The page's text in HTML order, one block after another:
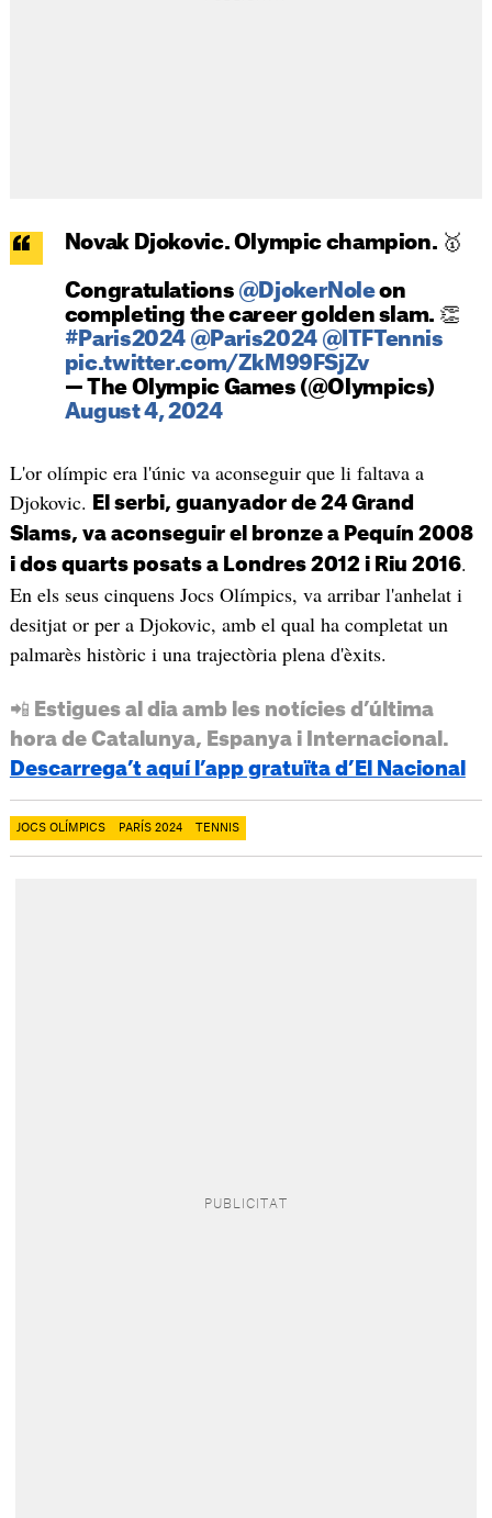
Novak Djokovic. Olympic champion. 🥇
Congratulations @DjokerNoleon
completing the career golden slam. 👏
#Paris2024 @Paris2024 @ITFTennis
pic.twitter.com/ZkM99FSjZv
— The Olympic Games (@Olympics)
August 4, 2024
L'or olímpic era l'únic va aconseguir que li faltava a
Djokovic.
El serbi, guanyador de 24 Grand
Slams, va aconseguir el bronze a Pequín 2008
i dos quarts posats a Londres 2012 i Riu 2016.
En els seus cinquens Jocs Olímpics, va arribar l'anhelat i
desitjat or per a Djokovic, amb el qual ha completat un
palmarès històric i una trajectòria plena d'èxits.
📲 Estigues al dia amb les notícies d’última
hora de Catalunya, Espanya i Internacional.
Descarrega’t aquí l’app gratuïta d’El Nacional
JOCS OLÍMPICS PARÍS 2024 TENNIS